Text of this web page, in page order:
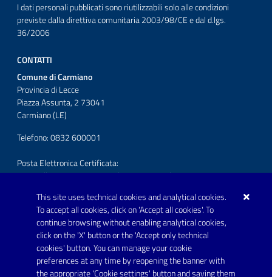
This site uses technical cookies and analytical cookies.
To accept all cookies, click on 'Accept all cookies'. To
continue browsing without enabling analytical cookies,
click on the 'X' button or the 'Accept only technical
cookies' button. You can manage your cookie
preferences at any time by reopening the banner with
the appropriate 'Cookie settings' button and saving them
I dati personali pubblicati sono riutilizzabili solo alle condizioni
previste dalla direttiva comunitaria 2003/98/CE e dal d.lgs.
36/2006
CONTATTI
Comune di Carmiano
Provincia di Lecce
Piazza Assunta, 2 73041
Carmiano (LE)
Telefono: 0832 600001
Posta Elettronica Certificata:
protocollo.comunecarmiano@pec.rupar.puglia.it
URP - Ufficio Relazioni con il Pubblico
FOLLOW US ON
Youtube